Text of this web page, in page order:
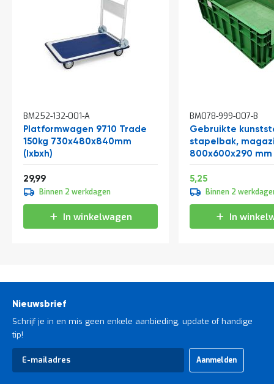
BM252-132-001-A
Platformwagen 9710 Trade
150kg 730x480x840mm
(lxbxh)
29,99
winkelwagen
Binnen 2 werkdagen
In winkelwagen
BM078-999-007-B
Gebruikte
stapelbak,
800x600x290 mm
groen
Speciale
prijs
5,25
winkelwagen
Binnen 2
In
Nieuwsbrief
Schrijf je in en mis geen enkele aanbieding, update of handige
tip!
Abonneer
op
Aanmelden